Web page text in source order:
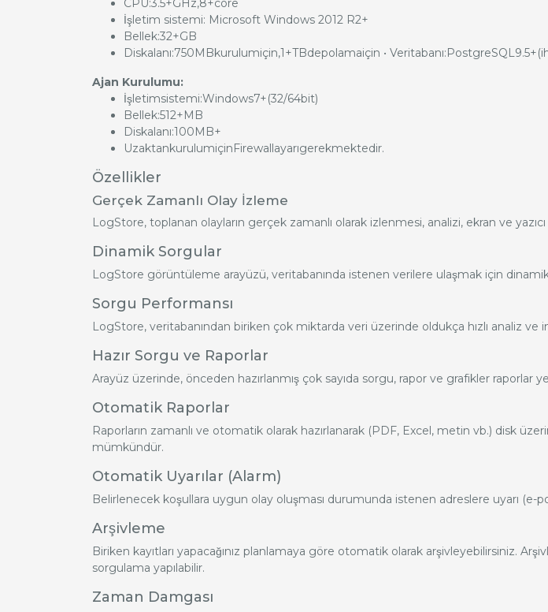
CPU:3.5+GHz,8+core
İşletim sistemi: Microsoft Windows 2012 R2+
Bellek:32+GB
Diskalanı:750MBkurulumiçin,1+TBdepolamaiçin •
Ajan Kurulumu:
İşletimsistemi:Windows7+(32/64bit)
Bellek:512+MB
Diskalanı:100MB+
UzaktankurulumiçinFirewallayarıgerekmektedir.
Özellikler
Gerçek Zamanlı Olay İzleme
LogStore, toplanan olayların gerçek zamanlı olarak izlenmesi, analizi, ekran ve
Dinamik Sorgular
LogStore görüntüleme arayüzü, veritabanında istenen verilere ulaşmak için
Sorgu Performansı
LogStore, veritabanından biriken çok miktarda veri üzerinde oldukça hızlı analiz ve
Hazır Sorgu ve Raporlar
Arayüz üzerinde, önceden hazırlanmış çok sayıda sorgu, rapor ve grafikler raporlar
Otomatik Raporlar
Raporların zamanlı ve otomatik olarak hazırlanarak (PDF, Excel, metin vb.) disk
mümkündür.
Otomatik Uyarılar (Alarm)
Belirlenecek koşullara uygun olay oluşması durumunda istenen adreslere uyarı (e-
Arşivleme
Biriken kayıtları yapacağınız planlamaya göre otomatik olarak arşivleyebilirsiniz.
sorgulama yapılabilir.
Zaman Damgası